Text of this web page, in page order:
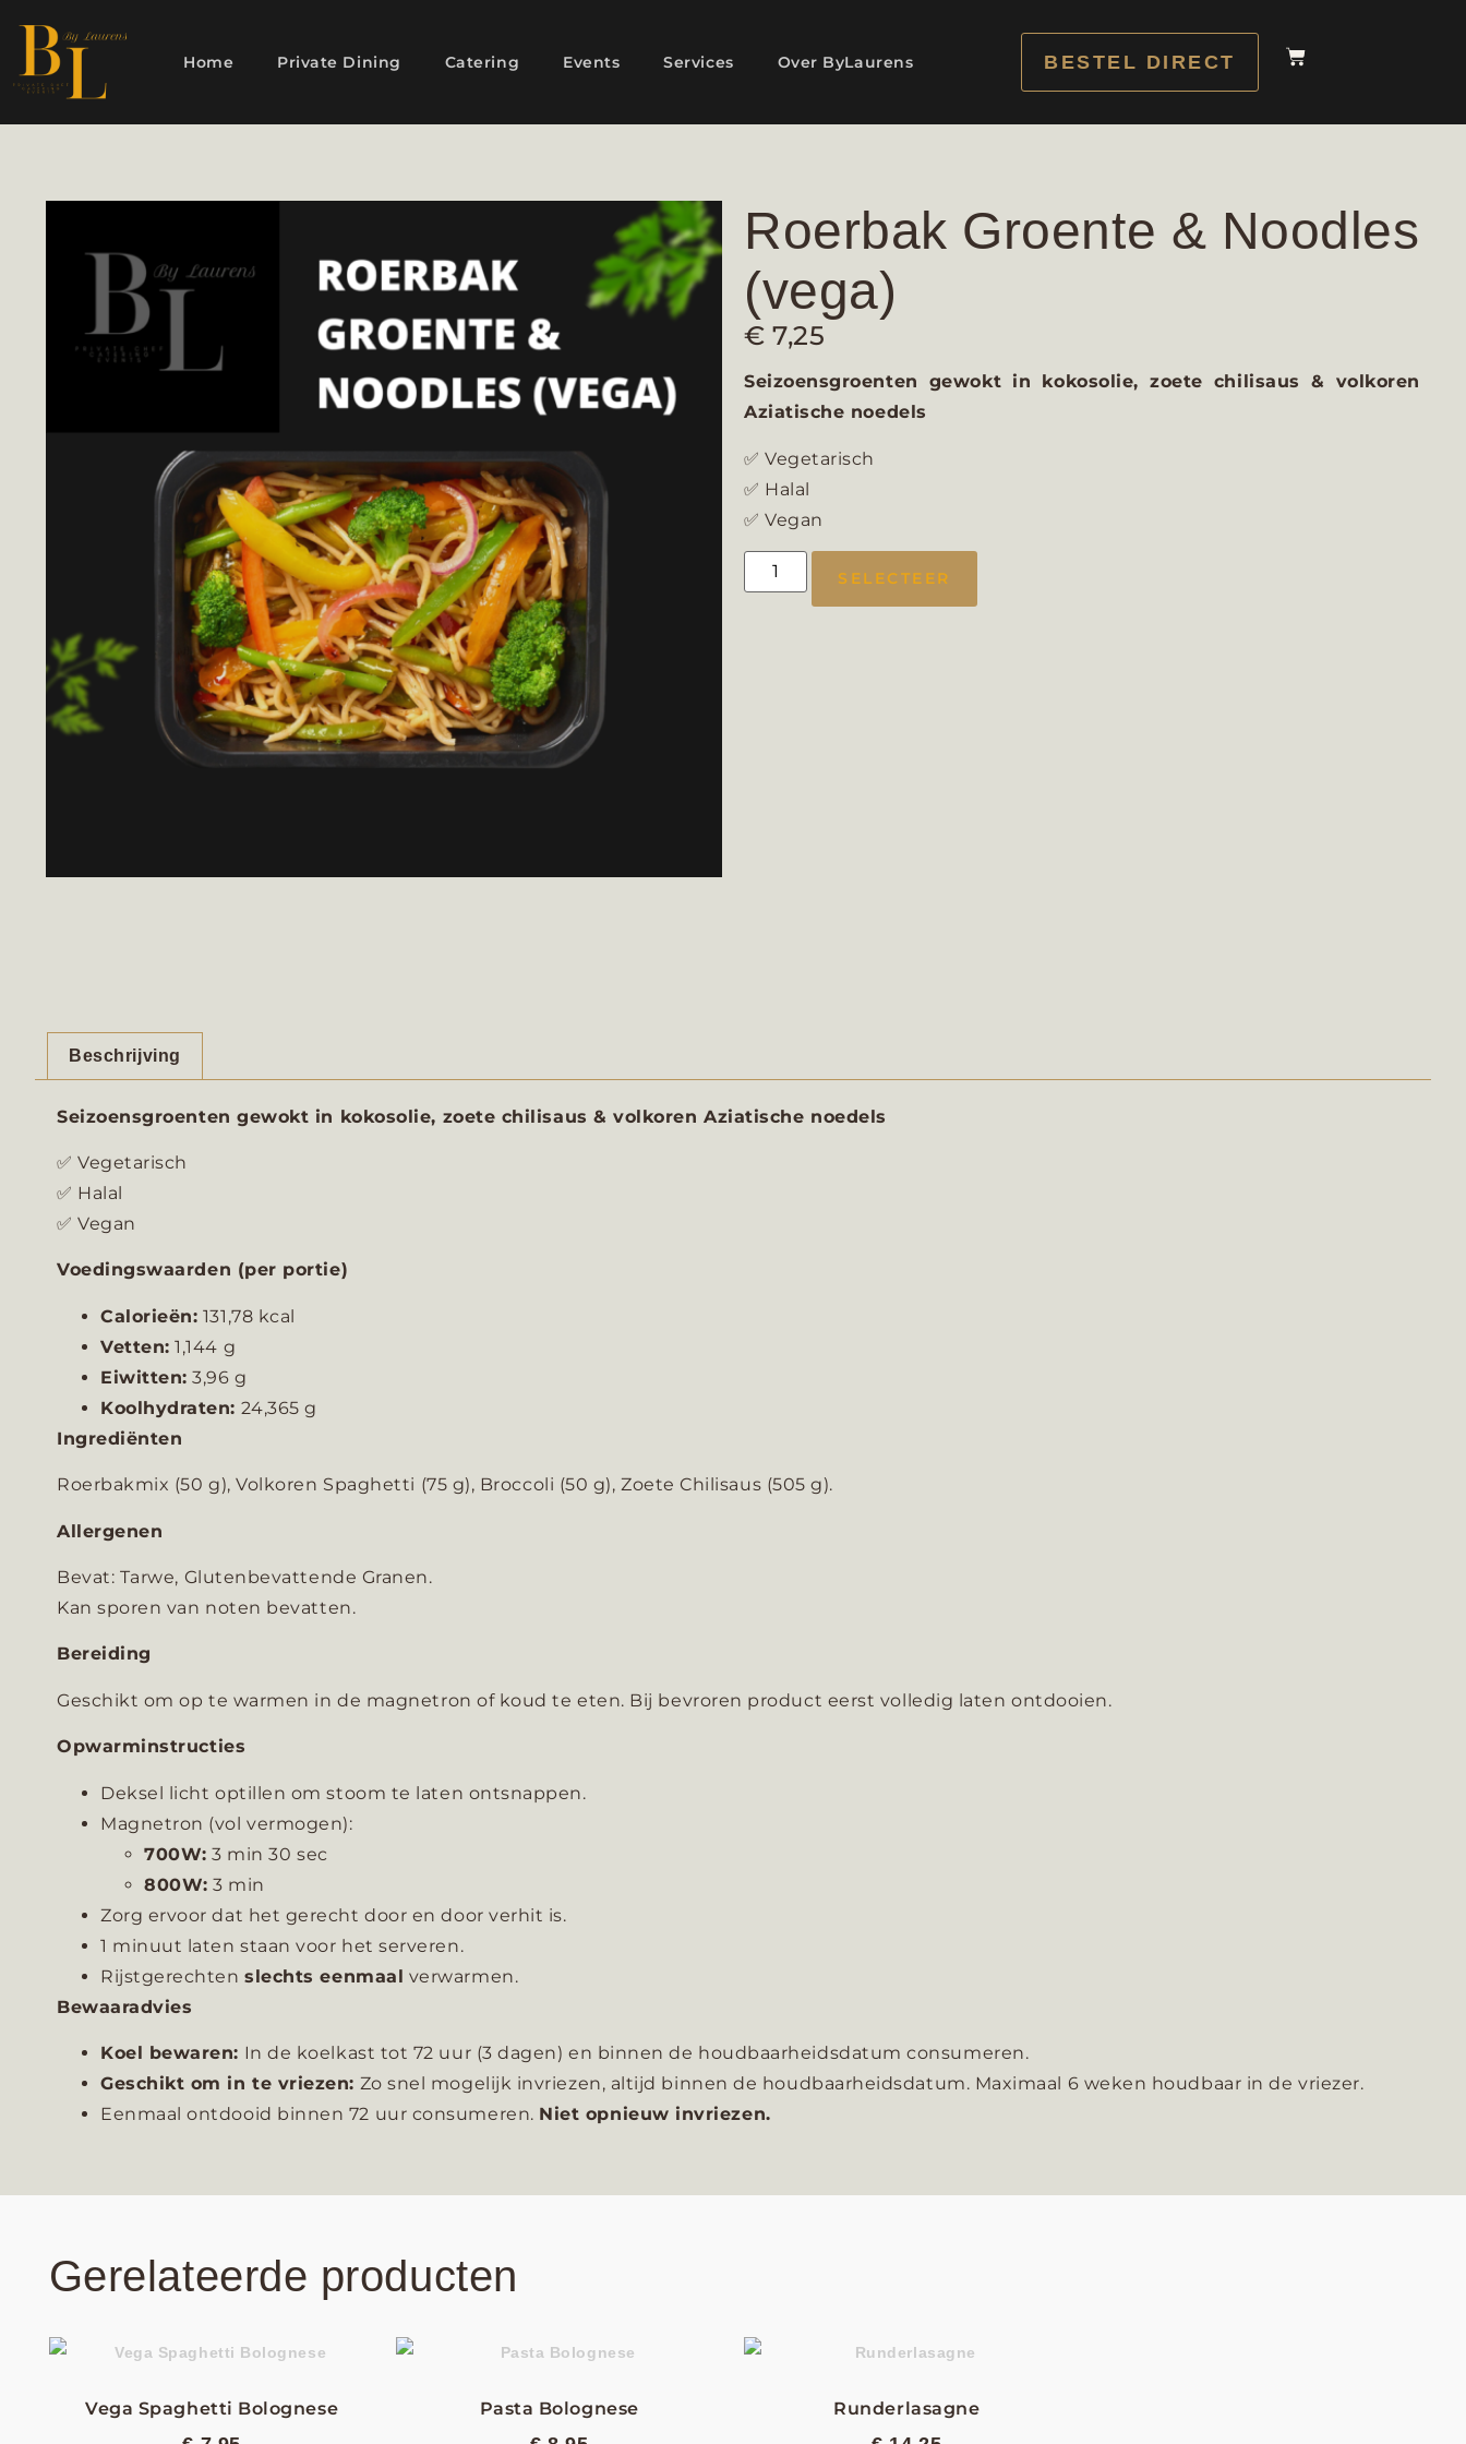
Home Private Dining Catering Events Services Over ByLaurens BESTEL DIRECT
Roerbak Groente & Noodles
(vega)
€ 7,25
Seizoensgroenten gewokt in kokosolie, zoete chilisaus & volkoren
Aziatische noedels
✅ Vegetarisch
✅ Halal
✅ Vegan
SELECTEER
Beschrijving
Seizoensgroenten gewokt in kokosolie, zoete chilisaus & volkoren Aziatische noedels
✅ Vegetarisch
✅ Halal
✅ Vegan
Voedingswaarden (per portie)
Calorieën: 131,78 kcal
Vetten: 1,144 g
Eiwitten: 3,96 g
Koolhydraten: 24,365 g
Ingrediënten
Roerbakmix (50 g), Volkoren Spaghetti (75 g), Broccoli (50 g), Zoete Chilisaus (505 g).
Allergenen
Bevat: Tarwe, Glutenbevattende Granen.
Kan sporen van noten bevatten.
Bereiding
Geschikt om op te warmen in de magnetron of koud te eten. Bij bevroren product eerst volledig laten ontdooien.
Opwarminstructies
Deksel licht optillen om stoom te laten ontsnappen.
Magnetron (vol vermogen):
700W: 3 min 30 sec
800W: 3 min
Zorg ervoor dat het gerecht door en door verhit is.
1 minuut laten staan voor het serveren.
Rijstgerechtenslechts eenmaal verwarmen.
Bewaaradvies
Koel bewaren: In de koelkast tot 72 uur (3 dagen) en binnen de houdbaarheidsdatum consumeren.
Geschikt om in te vriezen: Zo snel mogelijk invriezen, altijd binnen de houdbaarheidsdatum. Maximaal 6 weken houdbaar in de vriezer.
Eenmaal ontdooid binnen 72 uur consumeren. Niet opnieuw invriezen.
Gerelateerde producten
Vega Spaghetti Bolognese Pasta Bolognese Runderlasagne